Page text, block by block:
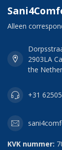
Alleen
2903LA
the
+31
KVK nummer: